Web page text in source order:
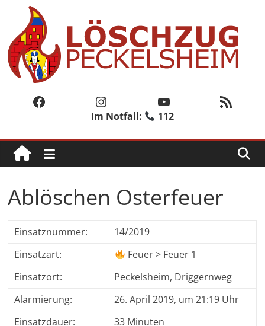
springen
Löschzug
Peckelsheim
Löschzug
der
Feuerwehr
der
Willebadessen
Facebook Instagram YouTube RSS-Feed
Im Notfall: 112
Ablöschen Osterfeuer
Einsatznummer:
14/2019
Einsatzart:
Feuer > Feuer 1
Einsatzort:
Peckelsheim, Driggernweg
Alarmierung:
26. April 2019, um 21:19 Uhr
Einsatzdauer:
33 Minuten